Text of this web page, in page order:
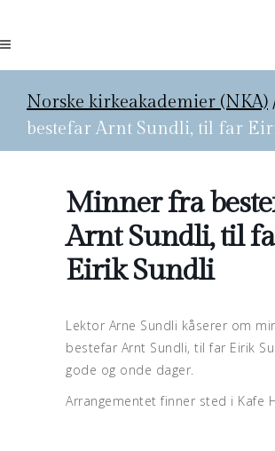
Norske kirkeakademier (NKA)
bestefar Arnt Sundli, til far
Minner fra
Arnt Sundli, til
Eirik Sundli
Lektor Arne Sundli kåserer om
bestefar Arnt Sundli, til far Eirik
gode og onde dager.
Arrangementet finner sted i Kafe